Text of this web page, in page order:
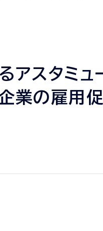
スタミュ
業の雇用